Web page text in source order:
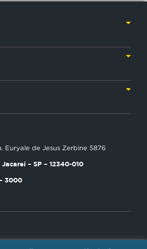
Euryale de Jesus Zerbine 5876
Jacareí – SP – 12340-010
3000